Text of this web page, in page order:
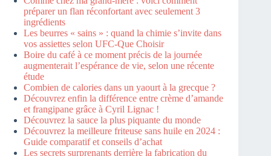
préparer un flan réconfortant avec seulement 3
ingrédients
Les beurres « sains » : quand la chimie s’invite dans
vos assiettes selon UFC-Que Choisir
Boire du café à ce moment précis de la journée
augmenterait l’espérance de vie, selon une récente
étude
Combien de calories dans un yaourt à la grecque ?
Découvrez enfin la différence entre crème d’amande
et frangipane grâce à Cyril Lignac !
Découvrez la sauce la plus piquante du monde
Découvrez la meilleure friteuse sans huile en 2024 :
Guide comparatif et conseils d’achat
Les secrets surprenants derrière la fabrication du